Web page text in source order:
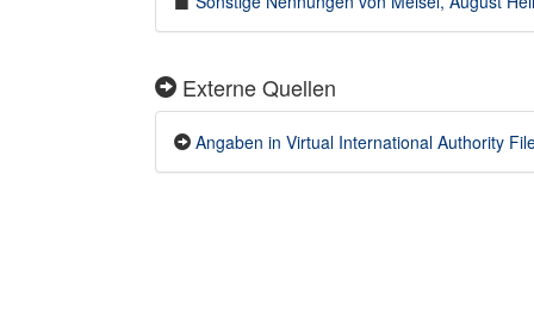
Externe Quellen
Angaben in Virtual International Authority